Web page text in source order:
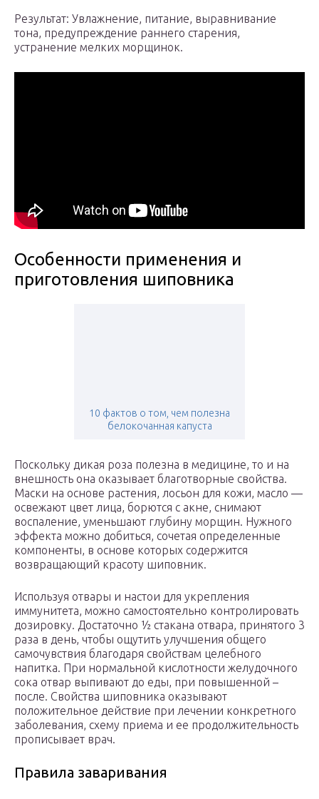
Результат: Увлажнение, питание, выравнивание
тона, предупреждение раннего старения,
устранение мелких морщинок.
Особенности применения и
приготовления шиповника
10 фактов о том, чем полезна
белокочанная капуста
Поскольку дикая роза полезна в медицине, то и на
внешность она оказывает благотворные свойства.
Маски на основе растения, лосьон для кожи, масло —
освежают цвет лица, борются с акне, снимают
воспаление, уменьшают глубину морщин. Нужного
эффекта можно добиться, сочетая определенные
компоненты, в основе которых содержится
возвращающий красоту шиповник.
Используя отвары и настои для укрепления
иммунитета, можно самостоятельно контролировать
дозировку. Достаточно 1⁄2 стакана отвара, принятого 3
раза в день, чтобы ощутить улучшения общего
самочувствия благодаря свойствам целебного
напитка. При нормальной кислотности желудочного
сока отвар выпивают до еды, при повышенной –
после. Свойства шиповника оказывают
положительное действие при лечении конкретного
заболевания, схему приема и ее продолжительность
прописывает врач.
Правила заваривания